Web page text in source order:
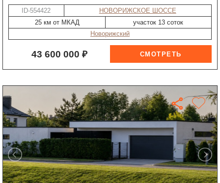
ID-554422
НОВОРИЖСКОЕ ШОССЕ
25 км от МКАД
участок 13 соток
Новорижский
43 600 000 ₽